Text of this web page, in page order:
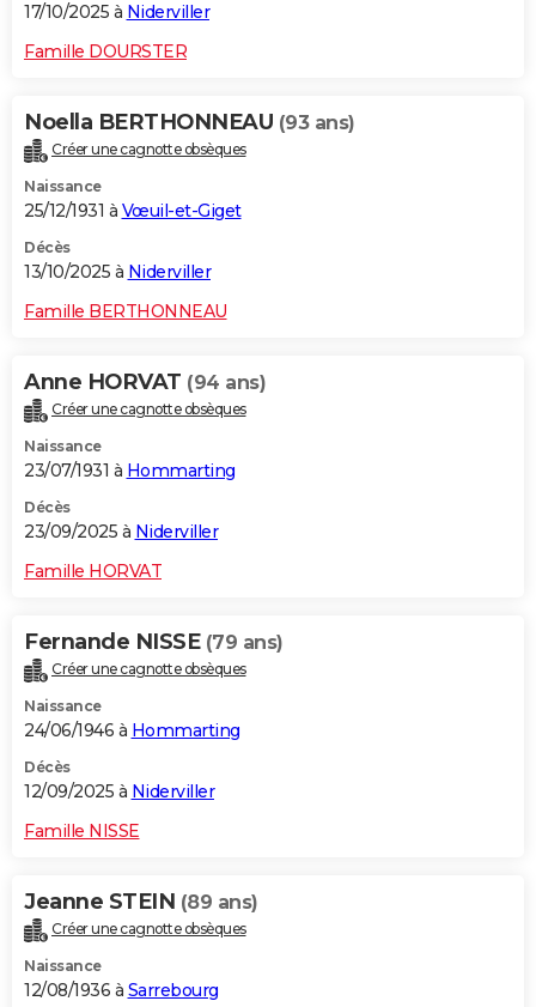
17/10/2025 à Niderviller
Famille DOURSTER
Noella BERTHONNEAU (93 ans)
Créer une cagnotte obsèques
Naissance
25/12/1931 à Vœuil-et-Giget
Décès
13/10/2025 à Niderviller
Famille BERTHONNEAU
Anne HORVAT (94 ans)
Créer une cagnotte obsèques
Naissance
23/07/1931 à Hommarting
Décès
23/09/2025 à Niderviller
Famille HORVAT
Fernande NISSE (79 ans)
Créer une cagnotte obsèques
Naissance
24/06/1946 à Hommarting
Décès
12/09/2025 à Niderviller
Famille NISSE
Jeanne STEIN (89 ans)
Créer une cagnotte obsèques
Naissance
12/08/1936 à Sarrebourg